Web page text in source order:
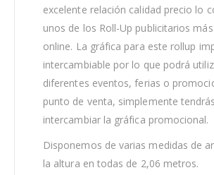
excelente relación calidad precio lo
unos de los Roll-Up publicitarios
online. La gráfica para este rollup
intercambiable por lo que podrá
diferentes eventos, ferias o
punto de venta, simplemente
intercambiar la gráfica promocional.
Disponemos de varias medidas de
la altura en todas de 2,06 metros.